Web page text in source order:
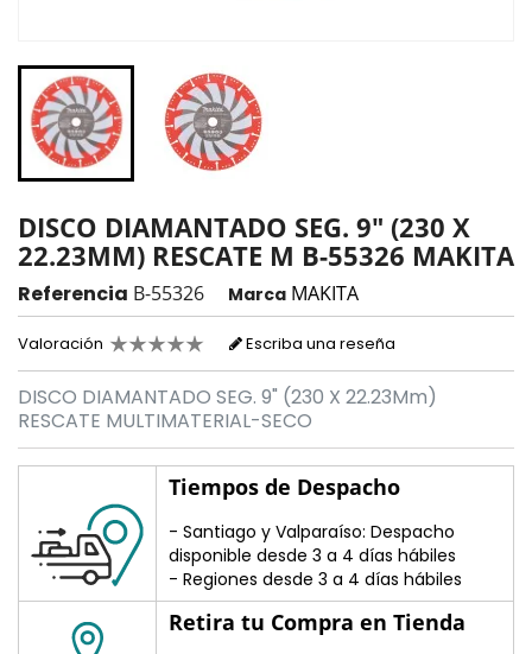
DISCO DIAMANTADO SEG. 9" (230 X
22.23MM) RESCATE M B-55326 MAKITA
Referencia B-55326 Marca MAKITA
Valoración Escriba una reseña
DISCO DIAMANTADO SEG. 9" (230 X 22.23Mm)
RESCATE MULTIMATERIAL-SECO
Tiempos de Despacho
- Santiago y Valparaíso: Despacho
disponible desde 3 a 4 días hábiles
- Regiones desde 3 a 4 días hábiles
Retira tu Compra en Tienda